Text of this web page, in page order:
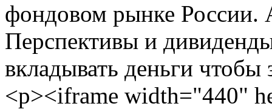
фондовом рынке России.
Перспективы и
вкладывать деньги
<p><iframe width="440"